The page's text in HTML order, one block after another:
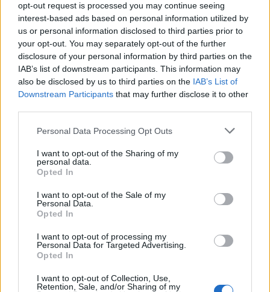
opt-out request is processed you may continue seeing
interest-based ads based on personal information utilized by
us or personal information disclosed to third parties prior to
your opt-out. You may separately opt-out of the further
disclosure of your personal information by third parties on the
IAB’s list of downstream participants. This information may
also be disclosed by us to third parties on the IAB’s List of
Downstream Participants that may further disclose it to other
Personal Data Processing Opt Outs
I want to opt-out of the Sharing of my
personal data.
Opted In
I want to opt-out of the Sale of my
Personal Data.
Opted In
I want to opt-out of processing my
Personal Data for Targeted Advertising.
Opted In
I want to opt-out of Collection, Use,
Retention, Sale, and/or Sharing of my
ANNUNCIO DI LAVORO A PAGAMENTO
Nuove assunzioni in provincia di Varese:
RSA di Besano ricerca personale socio-
assistenziale